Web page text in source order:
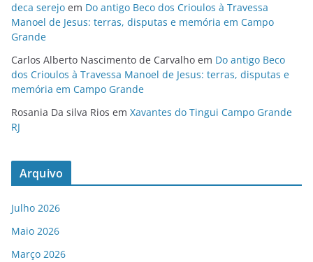
deca serejo em Do antigo Beco dos Crioulos à Travessa
Manoel de Jesus: terras, disputas e memória em Campo
Grande
Carlos Alberto Nascimento de Carvalho em Do antigo Beco
dos Crioulos à Travessa Manoel de Jesus: terras, disputas e
memória em Campo Grande
Rosania Da silva Rios em Xavantes do Tingui Campo Grande
RJ
Arquivo
Julho 2026
Maio 2026
Março 2026